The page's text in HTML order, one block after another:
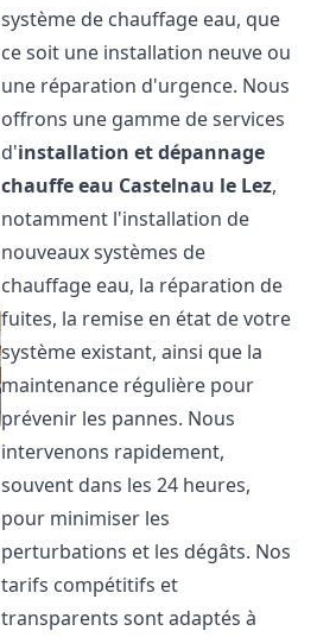
système de chauffage eau, que
ce soit une installation neuve ou
une réparation d'urgence. Nous
offrons une gamme de services
d'installation et dépannage
chauffe eau Castelnau le Lez,
notamment l'installation de
nouveaux systèmes de
chauffage eau, la réparation de
fuites, la remise en état de votre
système existant, ainsi que la
maintenance régulière pour
prévenir les pannes. Nous
intervenons rapidement,
souvent dans les 24 heures,
pour minimiser les
perturbations et les dégâts. Nos
tarifs compétitifs et
transparents sont adaptés à